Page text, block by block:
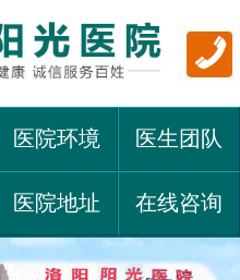
医院环境 医生团队
医院地址 在线咨询